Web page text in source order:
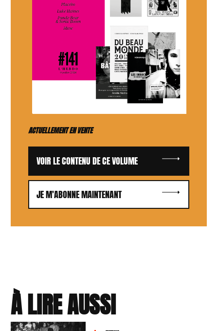
ACTUELLEMENT EN VENTE
VOIR LE CONTENU DE CE VOLUME
JE M'ABONNE MAINTENANT
À LIRE AUSSI